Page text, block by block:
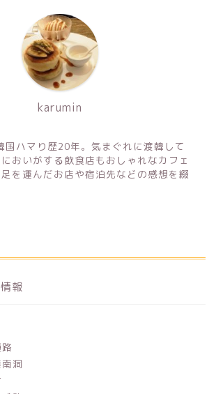
karumin
国ハマり歴20年。気まぐれに渡韓して
おいがする飲食店もおしゃれなカフェ
を運んだお店や宿泊先などの感想を綴
報
洞